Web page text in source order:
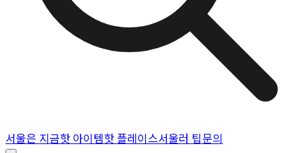
서울은 지금핫 아이템핫 플레이스서울러 팁문의